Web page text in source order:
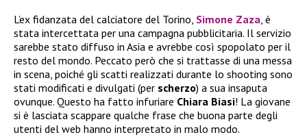
L’ex fidanzata del calciatore del Torino, Simone Zaza, è
stata intercettata per una campagna pubblicitaria. Il servizio
sarebbe stato diffuso in Asia e avrebbe così spopolato per il
resto del mondo. Peccato però che si trattasse di una messa
in scena, poiché gli scatti realizzati durante lo shooting sono
stati modificati e divulgati (per scherzo) a sua insaputa
ovunque. Questo ha fatto infuriare Chiara Biasi! La giovane
si è lasciata scappare qualche frase che buona parte degli
utenti del web hanno interpretato in malo modo.